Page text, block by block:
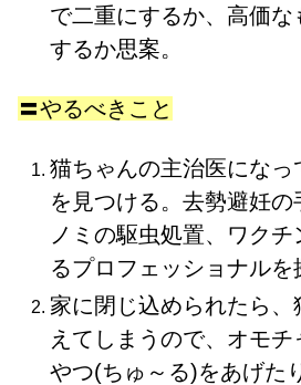
で二重にするか、高価な
するか思案。
〓やるべきこと
猫ちゃんの主治医になっ
を見つける。去勢避妊の
ノミの駆虫処置、ワク
るプロフェッショナルを
家に閉じ込められたら
えてしまうので、オモ
やつ(ちゅ～る)をあげた